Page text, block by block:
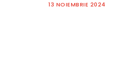
13 NOIEMBRIE 2024